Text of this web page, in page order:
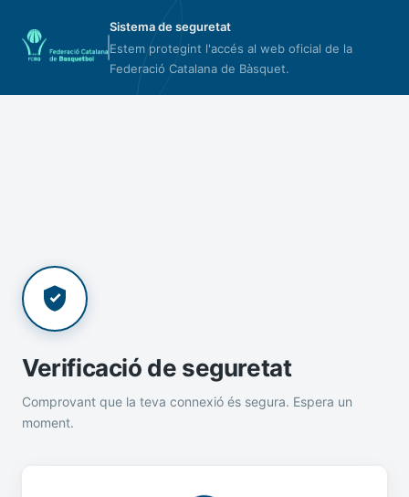
Sistema de seguretat
Estem protegint l'accés al web oficial de la
Federació Catalana de Bàsquet.
Verificació de seguretat
Comprovant que la teva connexió és segura. Espera un
moment.